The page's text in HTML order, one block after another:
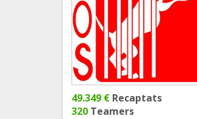
49.349 € Recaptats
320 Teamers